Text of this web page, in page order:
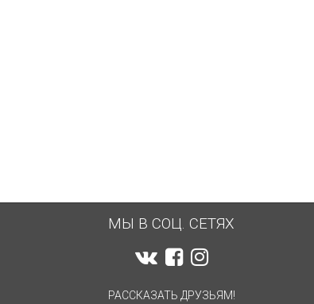
МЫ В СОЦ. СЕТЯХ
РАССКАЗАТЬ ДРУЗЬЯМ!